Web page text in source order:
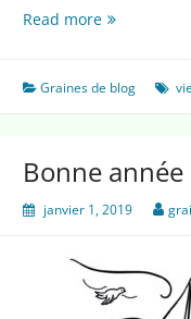
Read moreVoici
Graines de blog
Bonne année
janvier 1, 2019